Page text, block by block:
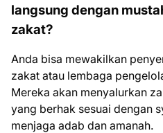
langsung dengan
zakat?
Anda bisa mewakilkan
zakat atau lembaga
Mereka akan menyalurkan
yang berhak sesuai dengan
menjaga adab dan amanah.